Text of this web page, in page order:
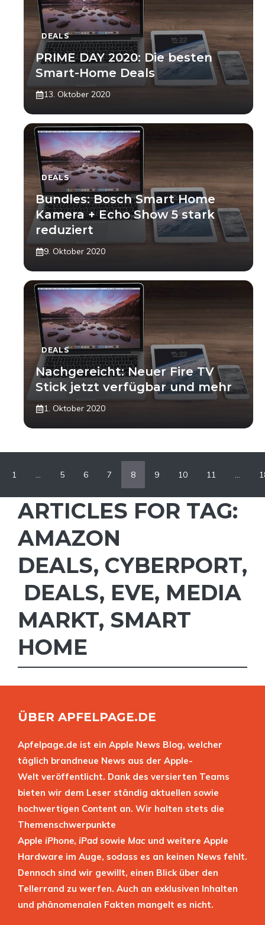
DEALS
PRIME DAY 2020: Die besten
Smart-Home Deals
13. Oktober 2020
DEALS
Bundles: Bosch Smart Home
Kamera + Echo Show 5 stark
reduziert
9. Oktober 2020
DEALS
Nachgereicht: Neuer Fire TV
Stick jetzt verfügbar und mehr
1. Oktober 2020
1 … 5 6 7 8 9 10 11 …
ARTICLES FOR TAG:
AMAZON
DEALS, CYBERPORT,
DEALS, EVE, MEDIA
MARKT, SMART
HOME
ÜBER APFELPAGE.DE
Apfelpage.de ist ein Apple News Blog, welcher
täglich brandneue News aus der Apple-
Welt veröffentlicht. Dank des versierten Teams
bieten wir dem Leser ständig aktuellen sowie
hochwertigen Content an. Wir halten stets die
Themenschwerpunkte
Apple iPhone, iPad sowie Mac und weitere Apple
Hardware im Auge, sodass es an keinen News fehlt.
Dennoch sind wir gewillt, einen Blick über den
Tellerrand zu werfen. Auch an exklusiven Inhalten
und phänomenalen Fakten mangelt es nicht.